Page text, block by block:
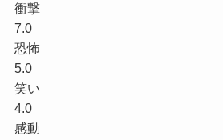
衝撃
7.0
恐怖
5.0
笑い
4.0
感動